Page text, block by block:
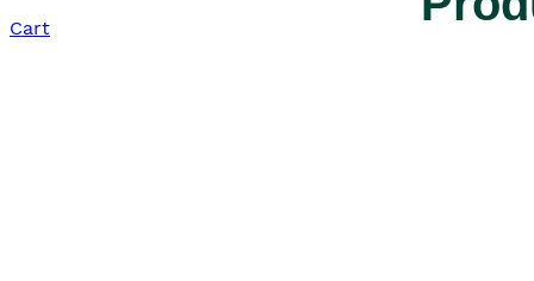
Cart